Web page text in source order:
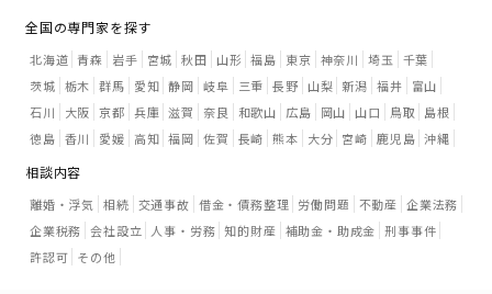
全国の専門家を探す
北海道 青森 岩手 宮城 秋田 山形 福島 東京 神奈川 埼玉
千葉
茨城 栃木 群馬 愛知 静岡 岐阜 三重 長野 山梨 新潟 福井
富山
石川
大阪 京都 兵庫 滋賀 奈良 和歌山 広島 岡山 山口 鳥取
島根
徳島 香川 愛媛 高知 福岡 佐賀 長崎 熊本 大分 宮崎 鹿児島 沖縄
相談内容
離婚・浮気 相続 交通事故 借金・債務整理 労働問題 不動産 企業法務
企業税務 会社設立 人事・労務 知的財産 補助金・助成金 刑事事件
許認可 その他